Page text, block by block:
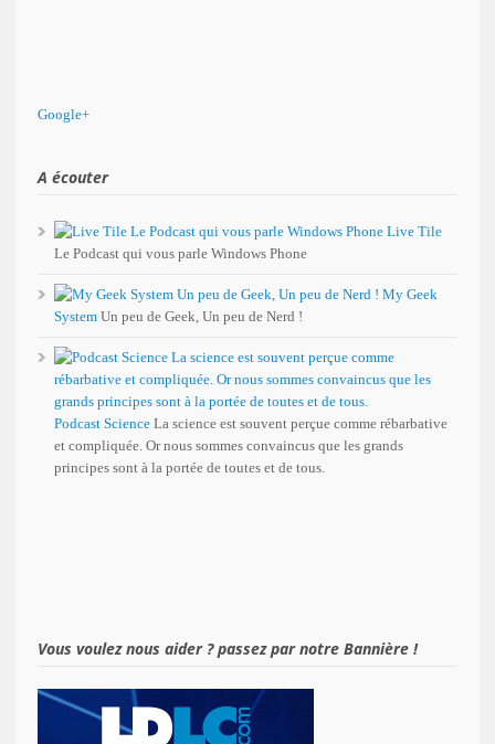
Google+
A écouter
Live Tile
Le Podcast qui vous parle Windows Phone
My Geek
System Un peu de Geek, Un peu de Nerd !
Podcast Science La science est souvent perçue comme rébarbative
et compliquée. Or nous sommes convaincus que les grands
principes sont à la portée de toutes et de tous.
Vous voulez nous aider ? passez par notre Bannière !